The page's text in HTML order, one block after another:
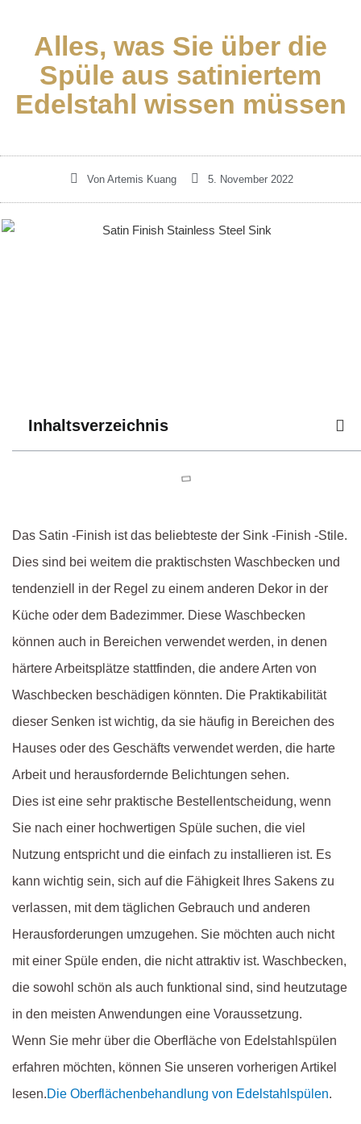
Alles, was Sie über die
Spüle aus satiniertem
Edelstahl wissen müssen
Von Artemis Kuang 5. November 2022
Inhaltsverzeichnis
Das Satin -Finish ist das beliebteste der Sink -Finish -Stile.
Dies sind bei weitem die praktischsten Waschbecken und
tendenziell in der Regel zu einem anderen Dekor in der
Küche oder dem Badezimmer. Diese Waschbecken
können auch in Bereichen verwendet werden, in denen
härtere Arbeitsplätze stattfinden, die andere Arten von
Waschbecken beschädigen könnten. Die Praktikabilität
dieser Senken ist wichtig, da sie häufig in Bereichen des
Hauses oder des Geschäfts verwendet werden, die harte
Arbeit und herausfordernde Belichtungen sehen.
Dies ist eine sehr praktische Bestellentscheidung, wenn
Sie nach einer hochwertigen Spüle suchen, die viel
Nutzung entspricht und die einfach zu installieren ist. Es
kann wichtig sein, sich auf die Fähigkeit Ihres Sakens zu
verlassen, mit dem täglichen Gebrauch und anderen
Herausforderungen umzugehen. Sie möchten auch nicht
mit einer Spüle enden, die nicht attraktiv ist. Waschbecken,
die sowohl schön als auch funktional sind, sind heutzutage
in den meisten Anwendungen eine Voraussetzung.
Wenn Sie mehr über die Oberfläche von Edelstahlspülen
erfahren möchten, können Sie unseren vorherigen Artikel
lesen.Die Oberflächenbehandlung von Edelstahlspülen.